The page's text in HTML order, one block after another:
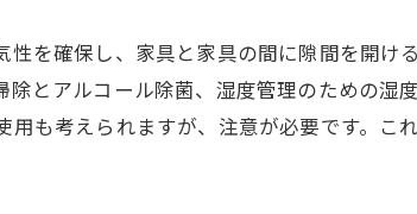
を確保し、家具と家具の間に隙間を開け
とアルコール除菌、湿度管理のための湿
も考えられますが、注意が必要です。こ